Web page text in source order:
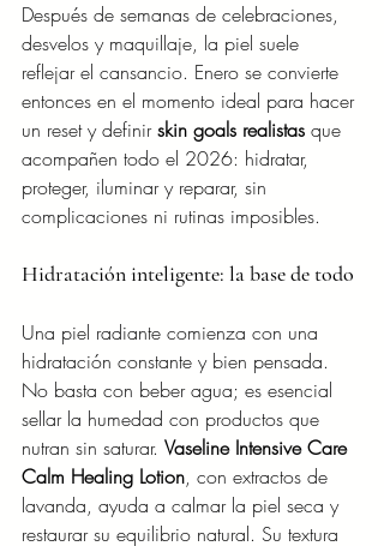
Después de semanas de celebraciones,
desvelos y maquillaje, la piel suele
reflejar el cansancio. Enero se convierte
entonces en el momento ideal para hacer
un reset y definir skin goals realistas que
acompañen todo el 2026: hidratar,
proteger, iluminar y reparar, sin
complicaciones ni rutinas imposibles.
Hidratación inteligente: la base de todo
Una piel radiante comienza con una
hidratación constante y bien pensada.
No basta con beber agua; es esencial
sellar la humedad con productos que
nutran sin saturar. Vaseline Intensive Care
Calm Healing Lotion, con extractos de
lavanda, ayuda a calmar la piel seca y
restaurar su equilibrio natural. Su textura